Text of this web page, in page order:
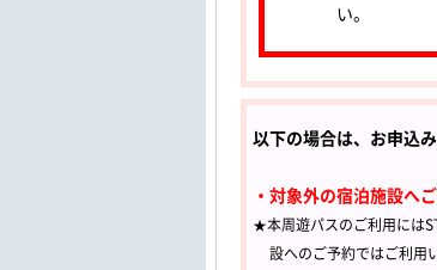
い。
以下の場合は、お申込
・対象外の宿泊施設へ
★本周遊パスのご利用には
設へのご予約ではご利用